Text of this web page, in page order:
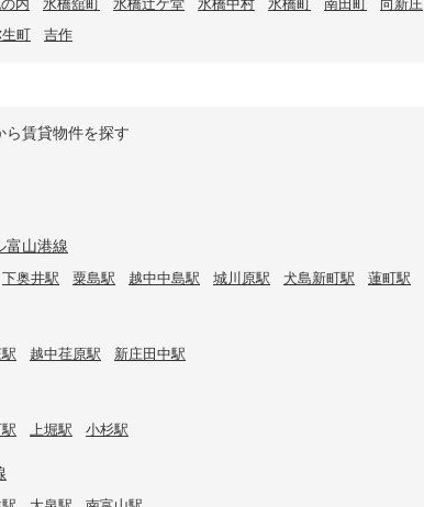
町 吉作
ら賃貸物件を探す
富山港線
下奥井駅 粟島駅 越中中島駅 城川原駅 犬島新町駅 蓮町駅
越中荏原駅 新庄田中駅
上堀駅 小杉駅